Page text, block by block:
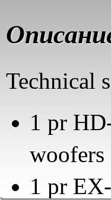
Technical
1 pr
woofers
1 pr